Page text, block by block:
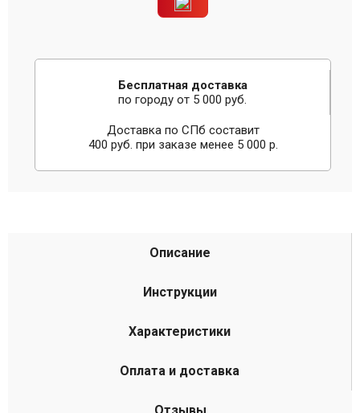
Бесплатная доставка
по городу от 5 000 руб.
Доставка по СПб составит
400 руб. при заказе менее 5 000 р.
Описание
Инструкции
Характеристики
Оплата и доставка